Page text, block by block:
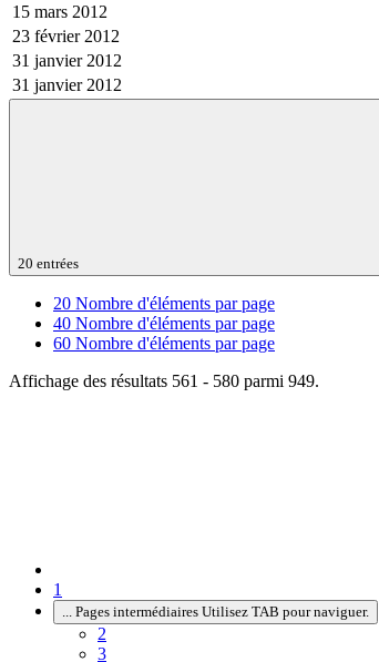
15 mars 2012
23 février 2012
31 janvier 2012
31 janvier 2012
20 entrées
20 Nombre d'éléments par page
40 Nombre d'éléments par page
60 Nombre d'éléments par page
Affichage des résultats 561 - 580 parmi 949.
1
Pages intermédiaires Utilisez TAB pour naviguer.
2
3